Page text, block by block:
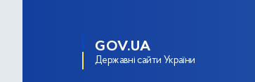
GOV.UA
Державні сайти України